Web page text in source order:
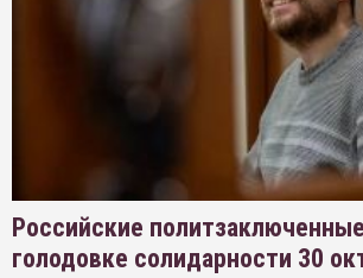
Российские
голодовке солидарности 30